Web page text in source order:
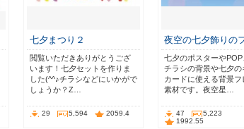
七夕まつり２
閲覧いただきありがとうござ
います！七夕セットを作りま
した(^^♪チラシなどにいかがで
しょうか？Z…
29 5,594 2059.4
夜空の七夕飾りの
七夕のポスターや
チラシの背景や七夕の
カードに使える背景フ
素材です。夜空星…
47
5,223
1992.55